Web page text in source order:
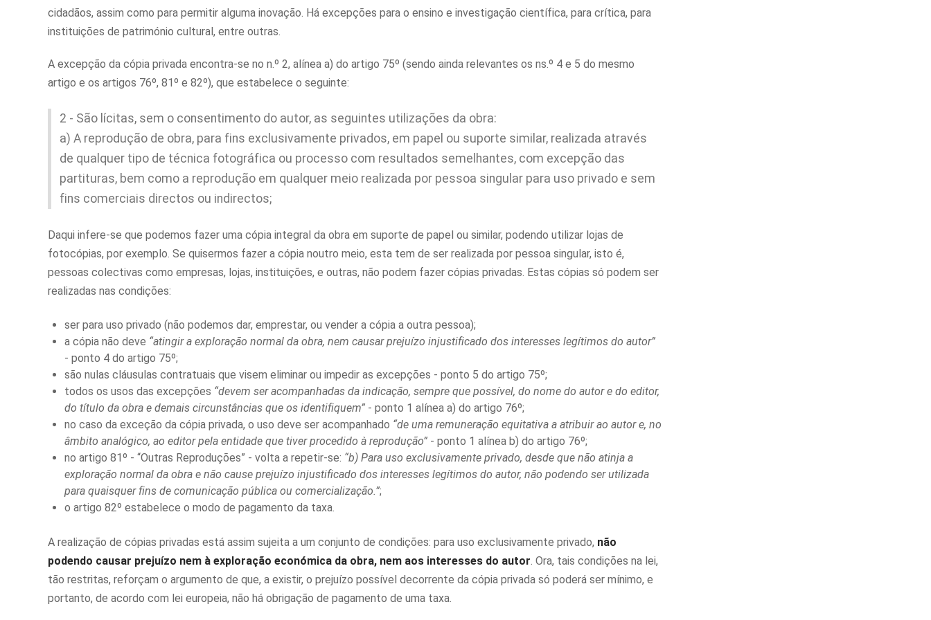
cidadãos, assim como para permitir alguma inovação. Há excepções para o ensino e investigação científica, para crítica, para
instituições de património cultural, entre outras.
A excepção da cópia privada encontra-se no n.º 2, alínea a) do artigo 75º (sendo ainda relevantes os ns.º 4 e 5 do mesmo
artigo e os artigos 76º, 81º e 82º), que estabelece o seguinte:
2 - São lícitas, sem o consentimento do autor, as seguintes utilizações da obra:
a) A reprodução de obra, para fins exclusivamente privados, em papel ou suporte similar, realizada através
de qualquer tipo de técnica fotográfica ou processo com resultados semelhantes, com excepção das
partituras, bem como a reprodução em qualquer meio realizada por pessoa singular para uso privado e sem
fins comerciais directos ou indirectos;
Daqui infere-se que podemos fazer uma cópia integral da obra em suporte de papel ou similar, podendo utilizar lojas de
fotocópias, por exemplo. Se quisermos fazer a cópia noutro meio, esta tem de ser realizada por pessoa singular, isto é,
pessoas colectivas como empresas, lojas, instituições, e outras, não podem fazer cópias privadas. Estas cópias só podem ser
realizadas nas condições:
ser para uso privado (não podemos dar, emprestar, ou vender a cópia a outra pessoa);
a cópia não deve “atingir a exploração normal da obra, nem causar prejuízo injustificado dos interesses legítimos do autor”
- ponto 4 do artigo 75º;
são nulas cláusulas contratuais que visem eliminar ou impedir as excepções - ponto 5 do artigo 75º;
todos os usos das excepções “devem ser acompanhadas da indicação, sempre que possível, do nome do autor e do editor,
do título da obra e demais circunstâncias que os identifiquem” - ponto 1 alínea a) do artigo 76º;
no caso da exceção da cópia privada, o uso deve ser acompanhado “de uma remuneração equitativa a atribuir ao autor e, no
âmbito analógico, ao editor pela entidade que tiver procedido à reprodução” - ponto 1 alínea b) do artigo 76º;
no artigo 81º - “Outras Reproduções” - volta a repetir-se: “b) Para uso exclusivamente privado, desde que não atinja a
exploração normal da obra e não cause prejuízo injustificado dos interesses legítimos do autor, não podendo ser utilizada
para quaisquer fins de comunicação pública ou comercialização.”;
o artigo 82º estabelece o modo de pagamento da taxa.
A realização de cópias privadas está assim sujeita a um conjunto de condições: para uso exclusivamente privado, não
podendo causar prejuízo nem à exploração económica da obra, nem aos interesses do autor. Ora, tais condições na lei,
tão restritas, reforçam o argumento de que, a existir, o prejuízo possível decorrente da cópia privada só poderá ser mínimo, e
portanto, de acordo com lei europeia, não há obrigação de pagamento de uma taxa.